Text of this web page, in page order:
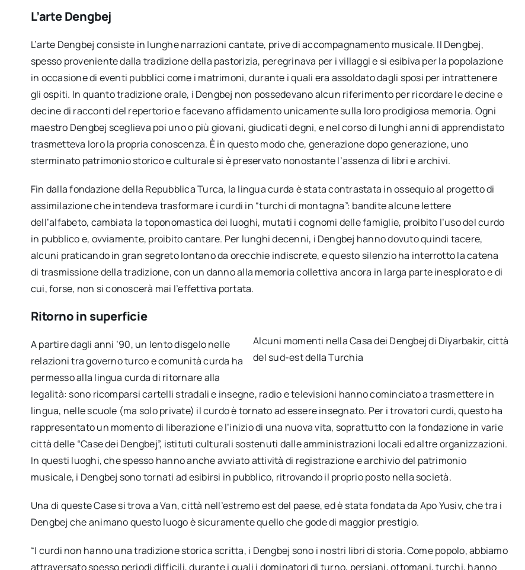
L’arte Dengbej
L’arte Dengbej consiste in lunghe narrazioni cantate, prive di accompagnamento musicale. Il Dengbej,
spesso proveniente dalla tradizione della pastorizia, peregrinava per i villaggi e si esibiva per la popolazione
in occasione di eventi pubblici come i matrimoni, durante i quali era assoldato dagli sposi per intrattenere
gli ospiti. In quanto tradizione orale, i Dengbej non possedevano alcun riferimento per ricordare le decine e
decine di racconti del repertorio e facevano affidamento unicamente sulla loro prodigiosa memoria. Ogni
maestro Dengbej sceglieva poi uno o più giovani, giudicati degni, e nel corso di lunghi anni di apprendistato
trasmetteva loro la propria conoscenza. È in questo modo che, generazione dopo generazione, uno
sterminato patrimonio storico e culturale si è preservato nonostante l’assenza di libri e archivi.
Fin dalla fondazione della Repubblica Turca, la lingua curda è stata contrastata in ossequio al progetto di
assimilazione che intendeva trasformare i curdi in “turchi di montagna”: bandite alcune lettere
dell’alfabeto, cambiata la toponomastica dei luoghi, mutati i cognomi delle famiglie, proibito l’uso del curdo
in pubblico e, ovviamente, proibito cantare. Per lunghi decenni, i Dengbej hanno dovuto quindi tacere,
alcuni praticando in gran segreto lontano da orecchie indiscrete, e questo silenzio ha interrotto la catena
di trasmissione della tradizione, con un danno alla memoria collettiva ancora in larga parte inesplorato e di
cui, forse, non si conoscerà mai l’effettiva portata.
Alcuni momenti nella Casa dei Dengbej di Diyarbakir, città
del sud-est della Turchia
Ritorno in superficie
A partire dagli anni ’90, un lento disgelo nelle
relazioni tra governo turco e comunità curda ha
permesso alla lingua curda di ritornare alla
legalità: sono ricomparsi cartelli stradali e insegne, radio e televisioni hanno cominciato a trasmettere in
lingua, nelle scuole (ma solo private) il curdo è tornato ad essere insegnato. Per i trovatori curdi, questo ha
rappresentato un momento di liberazione e l’inizio di una nuova vita, soprattutto con la fondazione in varie
città delle “Case dei Dengbej”, istituti culturali sostenuti dalle amministrazioni locali ed altre organizzazioni.
In questi luoghi, che spesso hanno anche avviato attività di registrazione e archivio del patrimonio
musicale, i Dengbej sono tornati ad esibirsi in pubblico, ritrovando il proprio posto nella società.
Una di queste Case si trova a Van, città nell’estremo est del paese, ed è stata fondata da Apo Yusiv, che tra i
Dengbej che animano questo luogo è sicuramente quello che gode di maggior prestigio.
“I curdi non hanno una tradizione storica scritta, i Dengbej sono i nostri libri di storia. Come popolo, abbiamo
attraversato spesso periodi difficili, durante i quali i dominatori di turno, persiani, ottomani, turchi, hanno